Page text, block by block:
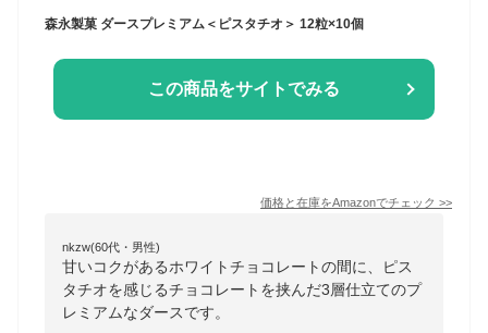
森永製菓 ダースプレミアム＜ピスタチオ＞ 12粒×10個
この商品をサイトでみる
価格と在庫をAmazonでチェック >>
nkzw(60代・男性)
甘いコクがあるホワイトチョコレートの間に、ピス
タチオを感じるチョコレートを挟んだ3層仕立てのプ
レミアムなダースです。